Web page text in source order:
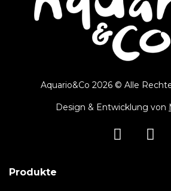
Aquario&Co 2026 © Alle
Design & Entwicklung von
Produkte